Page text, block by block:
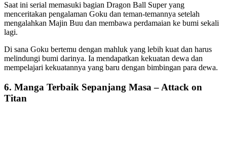
Saat ini serial memasuki bagian Dragon Ball Super yang
menceritakan pengalaman Goku dan teman-temannya setelah
mengalahkan Majin Buu dan membawa perdamaian ke bumi sekali
lagi.
Di sana Goku bertemu dengan mahluk yang lebih kuat dan harus
melindungi bumi darinya. Ia mendapatkan kekuatan dewa dan
mempelajari kekuatannya yang baru dengan bimbingan para dewa.
6. Manga Terbaik Sepanjang Masa – Attack on
Titan